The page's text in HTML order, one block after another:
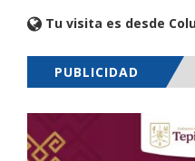
Tu visita es desde
PUBLICIDAD